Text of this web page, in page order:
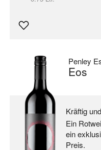
Penley
Eos
Kräftig
Ein
ein
Preis.